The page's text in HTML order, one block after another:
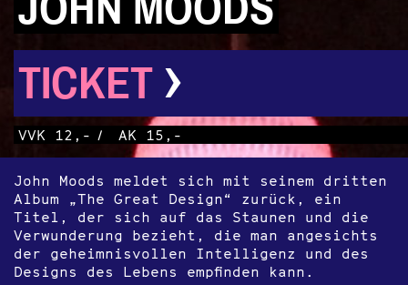
TICKET ›
VVK 12,- / AK 15,-
John Moods meldet sich mit seinem dritten
Album „The Great Design“ zurück, ein
Titel, der sich auf das Staunen und die
Verwunderung bezieht, die man angesichts
der geheimnisvollen Intelligenz und des
Designs des Lebens empfinden kann.